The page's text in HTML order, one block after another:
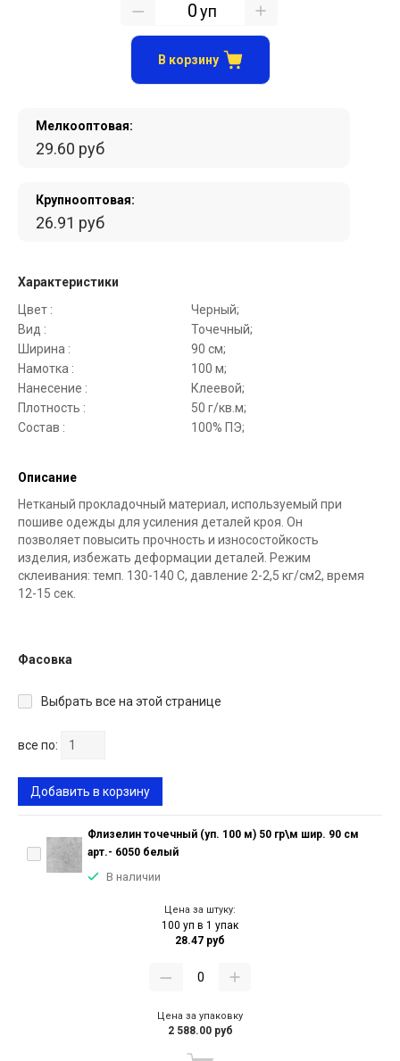
Мелкооптовая:
29.60 руб
Крупнооптовая:
26.91 руб
Характеристики
Цвет :
Черный;
Вид :
Точечный;
Ширина :
90 см;
Намотка :
100 м;
Нанесение :
Клеевой;
Плотность :
50 г/кв.м;
Состав :
100% ПЭ;
Описание
Нетканый прокладочный материал, используемый при
пошиве одежды для усиления деталей кроя. Он
позволяет повысить прочность и износостойкость
изделия, избежать деформации деталей. Режим
склеивания: темп. 130-140 С, давление 2-2,5 кг/см2, время
12-15 сек.
уп
В корзину
Фасовка
Выбрать все на этой странице
все по:
Добавить в корзину
Флизелин точечный (уп. 100 м) 50 гр\м шир. 90 см
арт.- 6050 белый
В наличии
Цена за штуку:
100 уп в 1 упак
28.47 руб
Цена за упаковку
2 588.00 руб